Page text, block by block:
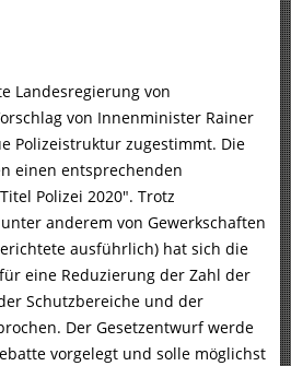
Landesregierung von
von Innenminister Rainer
Polizeistruktur zugestimmt. Die
einen entsprechenden
Polizei 2020″. Trotz
anderem von Gewerkschaften
ausführlich) hat sich die
eine Reduzierung der Zahl der
Schutzbereiche und der
Der Gesetzentwurf werde
vorgelegt und solle möglichst